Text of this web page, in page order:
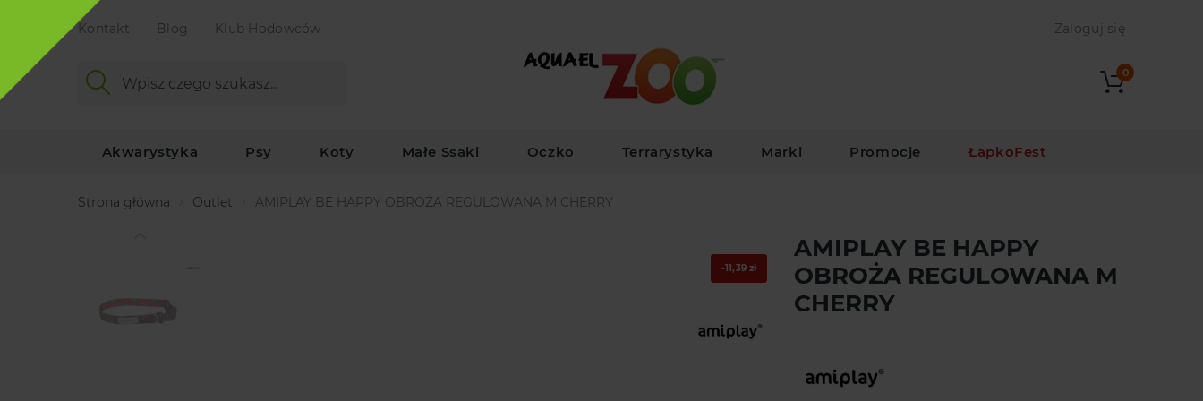
Kontakt Blog Klub Hodowców Zaloguj się
0
Akwarystyka Psy Koty Małe Ssaki Oczko Terrarystyka Marki Promocje ŁapkoFest
Strona główna Outlet AMIPLAY BE HAPPY OBROŻA REGULOWANA M CHERRY
-11,39 zł
AMIPLAY BE HAPPY
OBROŻA REGULOWANA M
CHERRY